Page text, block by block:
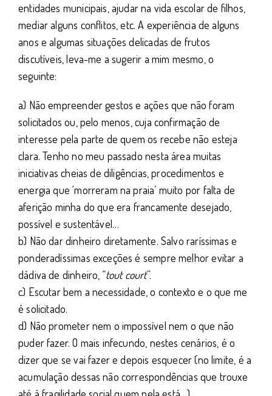
entidades municipais, ajudar na vida escolar de filhos,
mediar alguns conflitos, etc. A experiência de alguns
anos e algumas situações delicadas de frutos
discutíveis, leva-me a sugerir a mim mesmo, o
seguinte:
a) Não empreender gestos e ações que não foram
solicitados ou, pelo menos, cuja confirmação de
interesse pela parte de quem os recebe não esteja
clara. Tenho no meu passado nesta área muitas
iniciativas cheias de diligências, procedimentos e
energia que ‘morreram na praia’ muito por falta de
aferição minha do que era francamente desejado,
possível e sustentável…
b) Não dar dinheiro diretamente. Salvo raríssimas e
ponderadíssimas exceções é sempre melhor evitar a
dádiva de dinheiro, “tout court”.
c) Escutar bem a necessidade, o contexto e o que me
é solicitado.
d) Não prometer nem o impossível nem o que não
puder fazer. O mais infecundo, nestes cenários, é o
dizer que se vai fazer e depois esquecer (no limite, é a
acumulação dessas não correspondências que trouxe